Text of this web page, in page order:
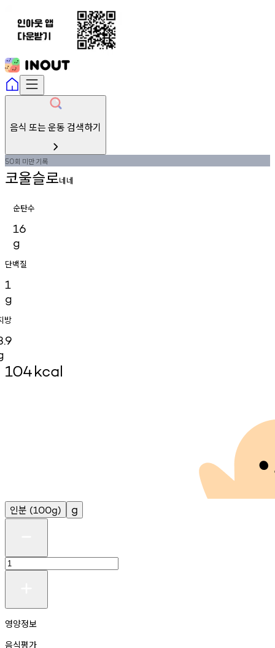
음식 또는 운동 검색하기
50회 미만기록
코울슬로네네
순탄수
16
g
단백질
1
g
방
104kcal
인분 (100g) g
영양정보
음식평가